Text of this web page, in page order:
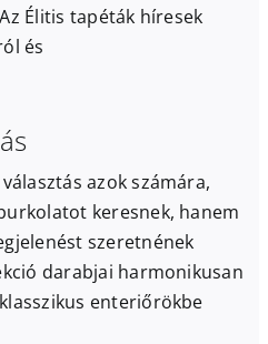
Élitis tapéták híresek
és
azok számára,
keresnek, hanem
szeretnének
darabjai harmonikusan
enteriőrökbe